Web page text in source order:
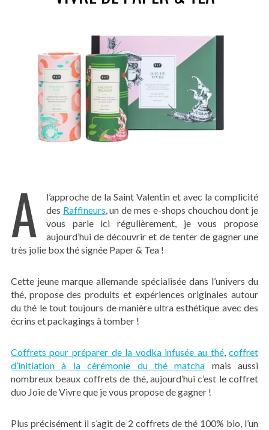
A
l’approche de la Saint Valentin et avec la complicité
des Raffineurs, un de mes e-shops chouchou dont je
vous parle ici régulièrement, je vous propose
aujourd’hui de découvrir et de tenter de gagner une
très jolie box thé signée Paper & Tea !
Cette jeune marque allemande spécialisée dans l’univers du
thé, propose des produits et expériences originales autour
du thé le tout toujours de manière ultra esthétique avec des
écrins et packagings à tomber !
Coffrets pour préparer de la vodka infusée au thé,coffret
d’initiation à la cérémonie du thé matcha mais aussi
nombreux beaux coffrets de thé, aujourd’hui c’est le coffret
duo Joie de Vivre que je vous propose de gagner !
Plus précisément il s’agit de 2 coffrets de thé 100% bio, l’un